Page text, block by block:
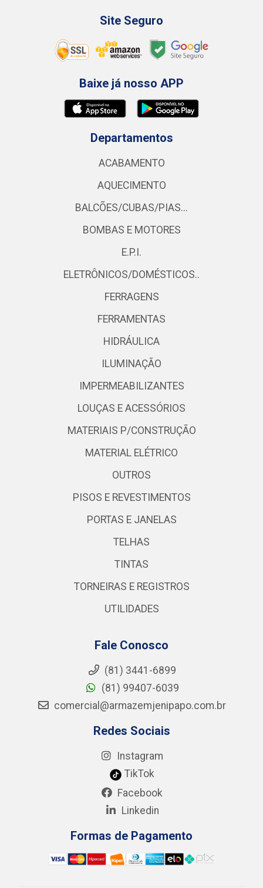
Site Seguro
Baixe já nosso APP
Departamentos
ACABAMENTO
AQUECIMENTO
BALCÕES/CUBAS/PIAS...
BOMBAS E MOTORES
E.P.I.
ELETRÔNICOS/DOMÉSTICOS..
FERRAGENS
FERRAMENTAS
HIDRÁULICA
ILUMINAÇÃO
IMPERMEABILIZANTES
LOUÇAS E ACESSÓRIOS
MATERIAIS P/CONSTRUÇÃO
MATERIAL ELÉTRICO
OUTROS
PISOS E REVESTIMENTOS
PORTAS E JANELAS
TELHAS
TINTAS
TORNEIRAS E REGISTROS
UTILIDADES
Fale Conosco
(81) 3441-6899
(81) 99407-6039
comercial@armazemjenipapo.com.br
Redes Sociais
Instagram
TikTok
Facebook
Linkedin
Formas de Pagamento